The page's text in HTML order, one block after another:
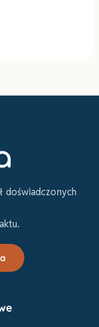
doświadczonych